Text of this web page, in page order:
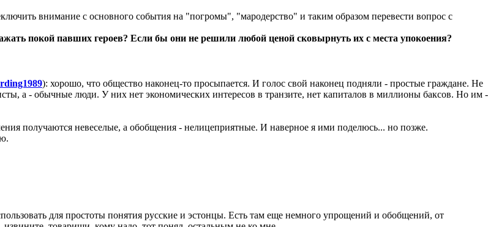
внимание с основного события на "погромы", "мародерство" и таким образом перевести вопрос с
покой павших героев? Если бы они не решили любой ценой сковырнуть их с места упокоения?
): хорошо, что общество наконец-то просыпается. И голос свой наконец подняли - простые граждане. Не
а - обычные люди. У них нет экономических интересов в транзите, нет капиталов в миллионы баксов. Но им -
получаются невеселые, а обобщения - нелицеприятные. И наверное я ими поделюсь... но позже.
для простоты понятия русские и эстонцы. Есть там еще немного упрощений и обобщений, от